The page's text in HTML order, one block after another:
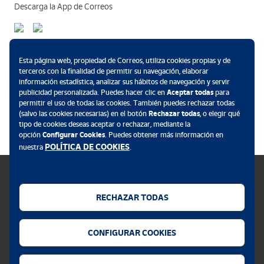
Semana Santa, Comercio, Gastronomía, Cooperación,
Participación Juvenil y Ocio Saludable, del Excmo. Ayuntamiento
de Guareña (Badajoz).
Descarga la App de Correos
Política de cookies
Privacidad web
Esta página web, propiedad de Correos, utiliza cookies propias y de
terceros con la finalidad de permitir su navegación, elaborar
información estadística, analizar sus hábitos de navegación y servir
publicidad personalizada. Puedes hacer clic en Aceptar todaspara
permitir el uso de todas las cookies. También puedes rechazar todas
(salvo las cookies necesarias) en el botón Rechazar todas, o elegir qué
tipo de cookies deseas aceptar o rechazar, mediante la
opción Configurar Cookies. Puedes obtener más información en
nuestra POLÍTICA DE COOKIES.
RECHAZAR TODAS
CONFIGURAR COOKIES